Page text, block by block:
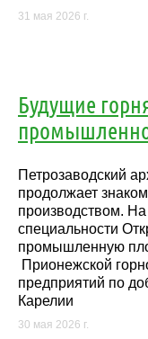
31 мая 2026 г.
Будущие
Петрозаводский
продолжает
производством. На
специальности
промышленную
Прионежской
предприятий по
Карелии
30 мая 2026 г.